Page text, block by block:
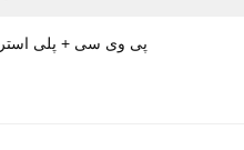
پی وی سی + پلی استر